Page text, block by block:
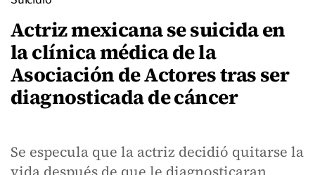
Actriz mexicana se suicida en
la clínica médica de la
Asociación de Actores tras ser
diagnosticada de cáncer
Se especula que la actriz decidió quitarse la